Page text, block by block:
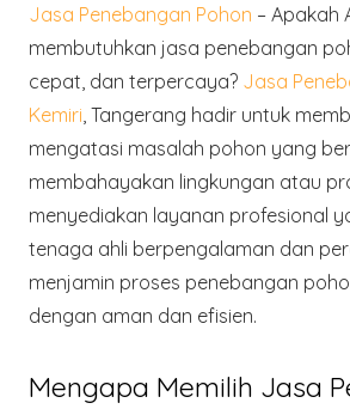
Jasa Penebangan Pohon – Apakah
membutuhkan jasa penebangan
cepat, dan terpercaya? Jasa
Kemiri, Tangerang hadir untuk
mengatasi masalah pohon yang
membahayakan lingkungan atau
menyediakan layanan profesional
tenaga ahli berpengalaman dan
menjamin proses penebangan
dengan aman dan efisien.
Mengapa Memilih Jasa